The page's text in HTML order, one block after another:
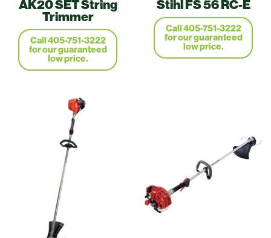
AK20 SET String
Trimmer
Call 405-751-3222
for our guaranteed
low price.
Stihl FS 56 RC-E
Call 405-751-3222
for our guaranteed
low price.